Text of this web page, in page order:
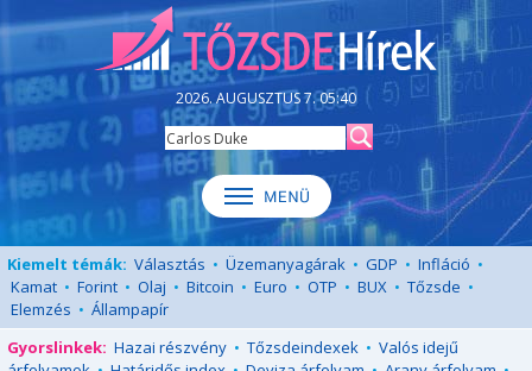
2026. AUGUSZTUS 7. 05:40
Kiemelt témák: Választás • Üzemanyagárak • GDP • Infláció •
Kamat • Forint • Olaj • Bitcoin • Euro • OTP • BUX • Tőzsde •
Elemzés • Állampapír
Gyorslinkek: Hazai részvény • Tőzsdeindexek • Valós idejű